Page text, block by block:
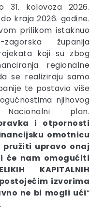
31. kolovoza 2026.
kraja 2026. godine.
prilikom istaknuo
županija
koji su zbog
regionalne
se realiziraju samo
te postavio više
njihovog
plan.
i otpornosti
omotnicu
pružiti upravo onaj
će nam omogućiti
KAPITALNIH
postojećim izvorima
ne bi mogli ući“